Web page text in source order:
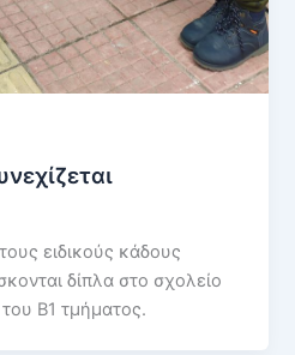
ειδικούς κάδους
δίπλα στο σχολείο
Β1 τμήματος.